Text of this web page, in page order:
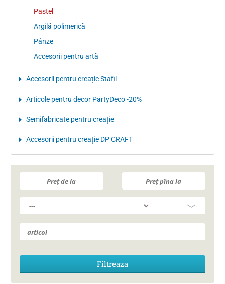
Pastel
Argilă polimerică
Pânze
Accesorii pentru artă
Accesorii pentru creație Stafil
Articole pentru decor PartyDeco -20%
Semifabricate pentru creație
Accesorii pentru creație DP CRAFT